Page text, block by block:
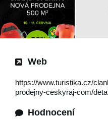
Web
https://www.turistika.cz/
prodejny-ceskyraj-com/
Hodnocení